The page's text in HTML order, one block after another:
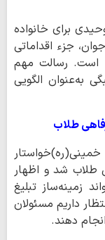
برای خانواده
جزء اقداماتی
است. رسالت مهم
به‌عنوان الگویی
طلاب
خمینی(ره)خواستار
طلاب شد و اظهار
زمینه‌ساز تبلیغ
داریم مسئولان
دهند.